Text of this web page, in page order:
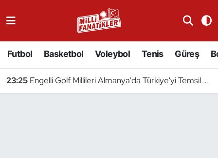
Futbol Basketbol Voleybol Tenis Güreş
23:25 Engelli Golf Millileri Almanya'da Türkiye'yi Temsil Edecek
Badminton